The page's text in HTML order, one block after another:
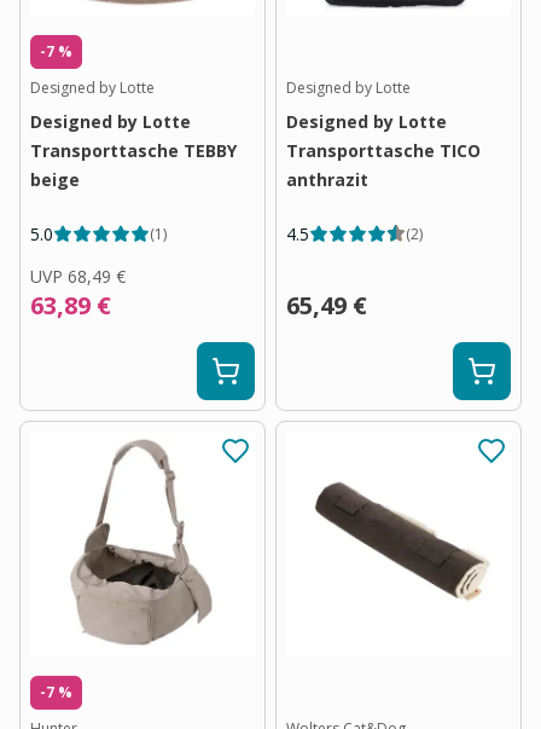
-7 %
Designed by Lotte
Designed by Lotte
Transporttasche TEBBY
beige
5.0 (1)
UVP 68,49 €
63,89 €
Designed by Lotte
Designed by Lotte
Transporttasche TICO
anthrazit
4.5 (2)
65,49 €
-7 %